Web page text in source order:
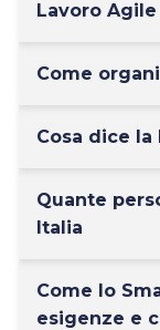
Lavoro Agile
Come
Cosa dice
Quante
Italia
Come lo
esigenze e